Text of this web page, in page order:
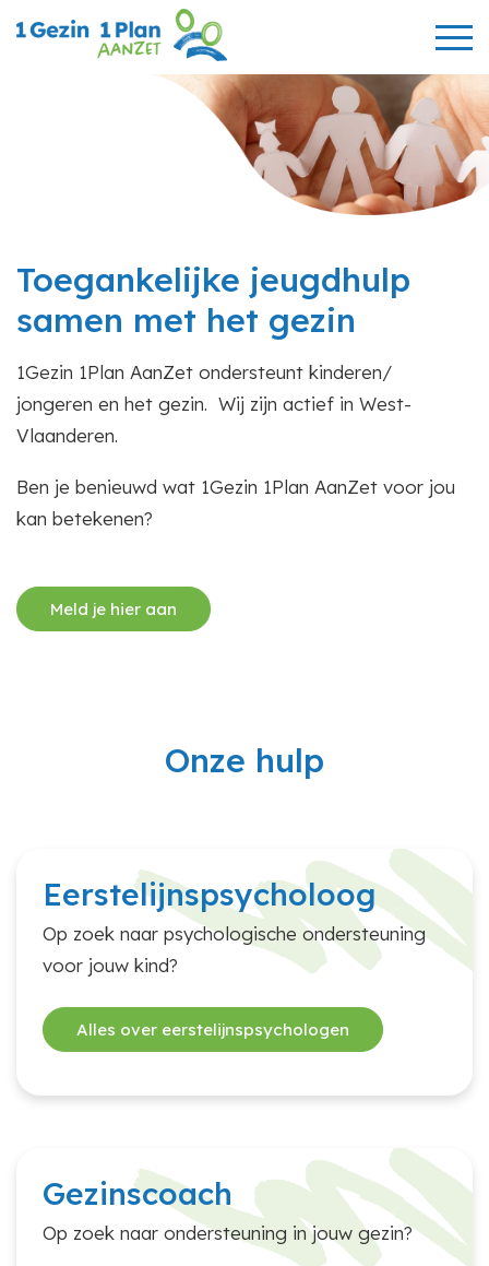
Toegankelijke jeugdhulp
samen met het gezin
1Gezin 1Plan AanZet ondersteunt kinderen/
jongeren en het gezin. Wij zijn actief in West-
Vlaanderen.
Ben je benieuwd wat 1Gezin 1Plan AanZet voor jou
kan betekenen?
Meld je hier aan
Onze hulp
Eerstelijnspsycholoog
Op zoek naar psychologische ondersteuning
voor jouw kind?
Alles over eerstelijnspsychologen
Gezinscoach
Op zoek naar ondersteuning in jouw gezin?